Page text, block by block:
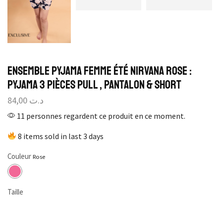
Ensemble Pyjama Femme Été Nirvana Rose :
Pyjama 3 Pièces Pull , Pantalon & Short
د.ت
11 personnes regardent ce produit en ce moment.
8 items sold in last 3 days
Couleur
Taille